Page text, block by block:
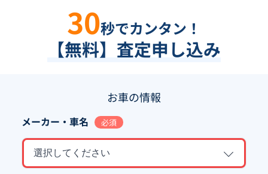
30秒でカンタン！
【無料】査定申し込み
お車の情報
メーカー・車名 必須
選択してください